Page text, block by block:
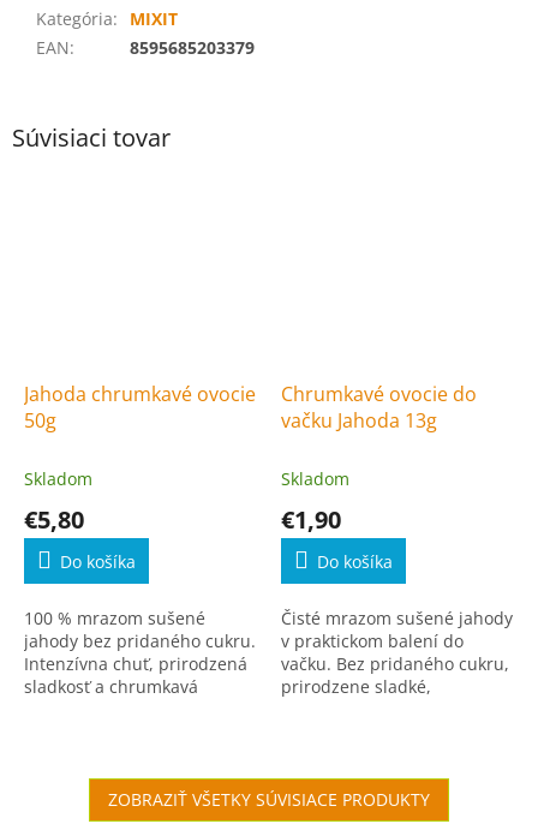
Súvisiaci tovar
Jahoda chrumkavé ovocie
50g
Skladom
€5,80
Do košíka
100 % mrazom sušené
jahody bez pridaného cukru.
Intenzívna chuť, prirodzená
sladkosť a chrumkavá
Chrumkavé ovocie do
vačku Jahoda 13g
Skladom
€1,90
Do košíka
Čisté mrazom sušené jahody
v praktickom balení do
vačku. Bez pridaného cukru,
prirodzene sladké,
ZOBRAZIŤ VŠETKY SÚVISIACE PRODUKTY
Kategória:
MIXIT
EAN: 8595685203379